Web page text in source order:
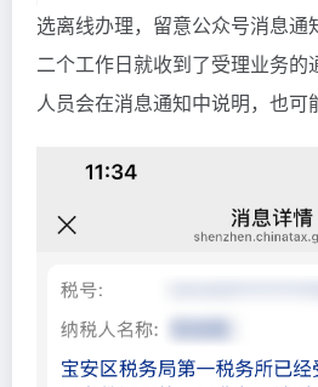
选离线办理，留意公众号消息
二个工作日就收到了受理业务
人员会在消息通知中说明，也可